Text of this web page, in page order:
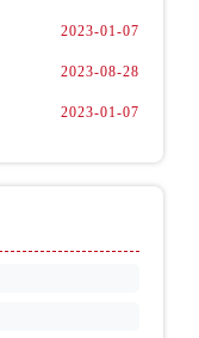
2023-01-07
2023-08-28
2023-01-07